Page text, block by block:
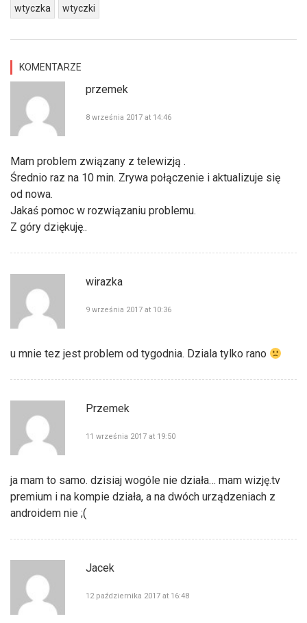
wtyczka wtyczki
KOMENTARZE
przemek
8 września 2017 at 14:46
Mam problem związany z telewizją .
Średnio raz na 10 min. Zrywa połączenie i aktualizuje się
od nowa.
Jakaś pomoc w rozwiązaniu problemu.
Z góry dziękuję..
wirazka
9 września 2017 at 10:36
u mnie tez jest problem od tygodnia. Dziala tylko rano
Przemek
11 września 2017 at 19:50
ja mam to samo. dzisiaj wogóle nie działa… mam wizję.tv
premium i na kompie działa, a na dwóch urządzeniach z
androidem nie ;(
Jacek
12 października 2017 at 16:48